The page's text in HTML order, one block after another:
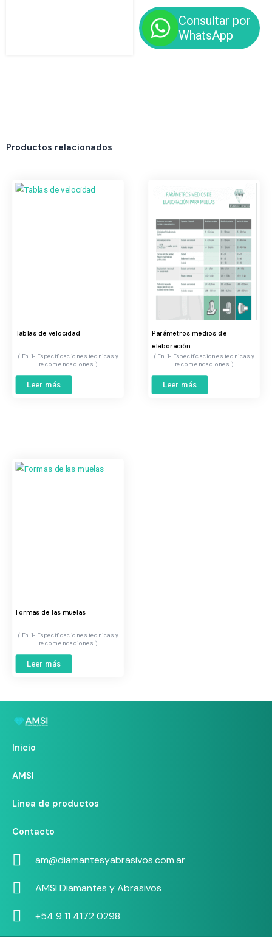
Consultar por
WhatsApp
Productos relacionados
Tablas de velocidad
1- Especificaciones tecnicas y
recomendaciones
Leer más
Parámetros medios de
elaboración
1- Especificaciones tecnicas y
recomendaciones
Leer más
Formas de las muelas
1- Especificaciones tecnicas y
recomendaciones
Leer más
Inicio
AMSI
Linea de productos
Contacto
am@diamantesyabrasivos.com.ar
AMSI Diamantes y Abrasivos
+54 9 11 4172 0298